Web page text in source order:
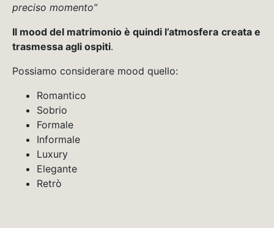
preciso momento”
Il mood del matrimonio è quindi l’atmosfera creata e
trasmessa agli ospiti.
Possiamo considerare mood quello:
Romantico
Sobrio
Formale
Informale
Luxury
Elegante
Retrò